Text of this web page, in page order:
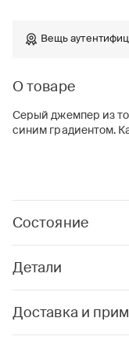
Вещь
О товаре
Серый джемпер из
синим градиентом.
Состояние
Детали
Доставка и